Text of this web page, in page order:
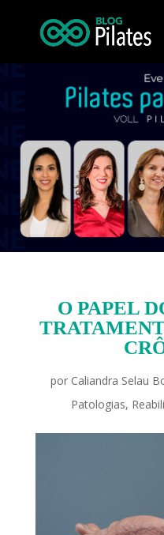
O PAPEL
por Caliandra Selau
Patologias,